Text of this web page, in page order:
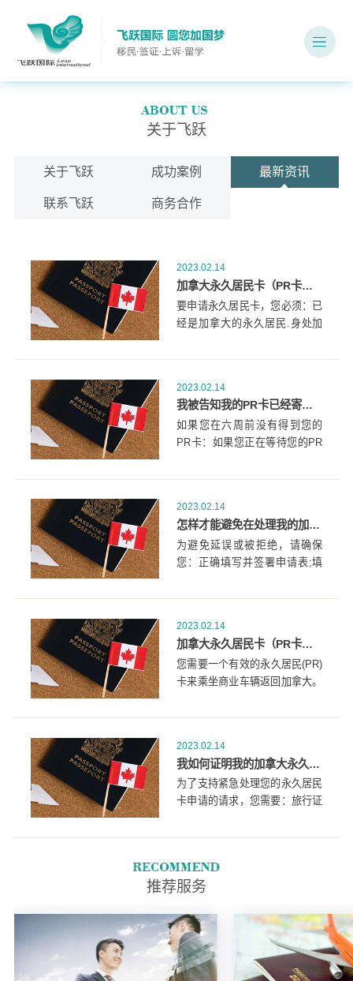
关于飞跃
关于飞跃 成功案例 最新资讯
联系飞跃 商务合作
2023.02.14
加拿大永久居民卡（PR卡），谁可以申请？
要申请永久居民卡，您必须：已
经是加拿大的永久居民.身处加
2023.02.14
我被告知我的PR卡已经寄出，但是我一直没有收到，我该怎么办？
如果您在六周前没有得到您的
PR卡：如果您正在等待您的PR
不到六个星期，您必须等到这个
2023.02.14
怎样才能避免在处理我的加拿大永久居民卡申请时出现延误或被拒绝？
为避免延误或被拒绝，请确保
您：正确填写并签署申请表;填
2023.02.14
加拿大永久居民卡（PR卡）在我旅行前，还没有准备好，怎么办？
您需要一个有效的永久居民(PR)
卡来乘坐商业车辆返回加拿大。
车辆返回加拿大。
2023.02.14
我如何证明我的加拿大永久居民卡（PR卡）申请需要紧急处理？
为了支持紧急处理您的永久居民
卡申请的请求，您需要：旅行证
显示您的目的地和旅行日期。写
收据副本。
推荐服务